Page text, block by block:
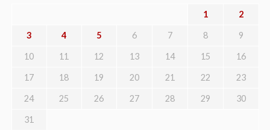
1 2
3 4 5 6 7 8 9
10 11 12 13 14 15 16
17 18 19 20 21 22 23
24 25 26 27 28 29 30
31